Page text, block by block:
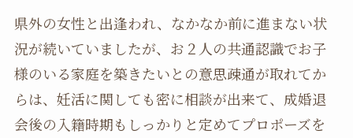
県外の女性と出逢われ、なかなか前に進まない状
況が続いていましたが、お２人の共通認識でお子
様のいる家庭を築きたいとの意思疎通が取れてか
らは、妊活に関しても密に相談が出来て、成婚退
会後の入籍時期もしっかりと定めてプロポーズを